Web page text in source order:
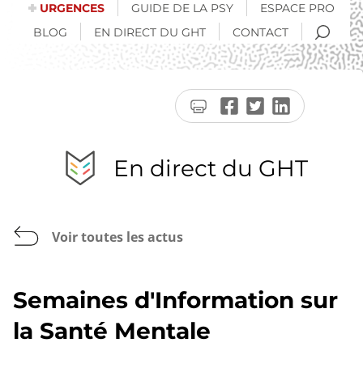
URGENCES GUIDE DE LA PSY
ESPACE PRO
BLOG
EN DIRECT DU GHT CONTACT
En direct du GHT
Voir toutes les actus
Semaines d'Information sur
la Santé Mentale
Imprimer
la
Partager
sur
Partager
sur
Partager
sur